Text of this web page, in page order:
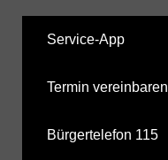
Service-App
Termin vereinbaren
Bürgertelefon 115